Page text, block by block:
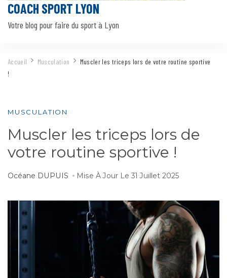
COACH SPORT LYON
Votre blog pour faire du sport à Lyon
Accueil Musculation
Muscler les triceps lors de votre routine sportive
!
MUSCULATION
Muscler les triceps lors de
votre routine sportive !
Océane DUPUIS Mise À Jour Le 31 Juillet 2025